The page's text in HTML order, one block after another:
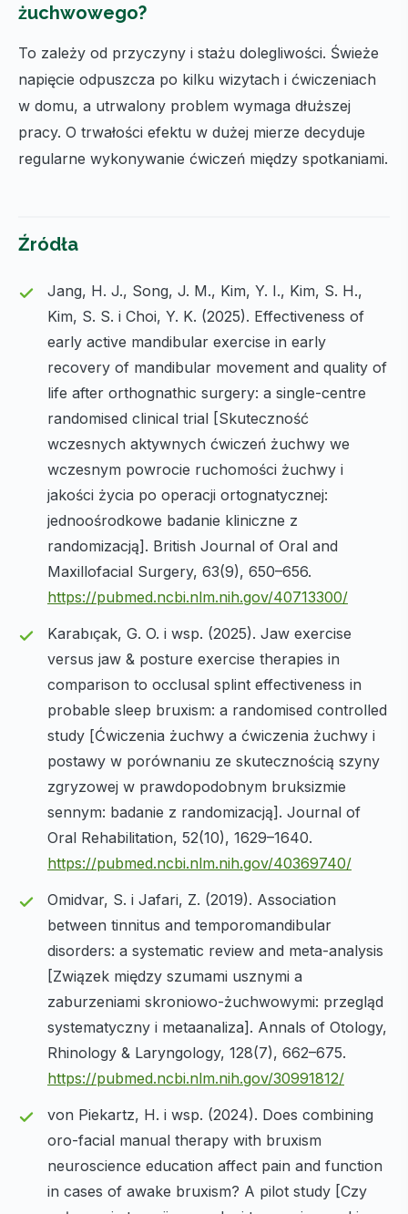
żuchwowego?
To zależy od przyczyny i stażu dolegliwości. Świeże
napięcie odpuszcza po kilku wizytach i ćwiczeniach
w domu, a utrwalony problem wymaga dłuższej
pracy. O trwałości efektu w dużej mierze decyduje
regularne wykonywanie ćwiczeń między spotkaniami.
Źródła
Jang, H. J., Song, J. M., Kim, Y. I., Kim, S. H.,
Kim, S. S. i Choi, Y. K. (2025). Effectiveness of
early active mandibular exercise in early
recovery of mandibular movement and quality of
life after orthognathic surgery: a single-centre
randomised clinical trial [Skuteczność
wczesnych aktywnych ćwiczeń żuchwy we
wczesnym powrocie ruchomości żuchwy i
jakości życia po operacji ortognatycznej:
jednoośrodkowe badanie kliniczne z
randomizacją]. British Journal of Oral and
Maxillofacial Surgery, 63(9), 650–656.
https://pubmed.ncbi.nlm.nih.gov/40713300/
Karabıçak, G. O. i wsp. (2025). Jaw exercise
versus jaw & posture exercise therapies in
comparison to occlusal splint effectiveness in
probable sleep bruxism: a randomised controlled
study [Ćwiczenia żuchwy a ćwiczenia żuchwy i
postawy w porównaniu ze skutecznością szyny
zgryzowej w prawdopodobnym bruksizmie
sennym: badanie z randomizacją]. Journal of
Oral Rehabilitation, 52(10), 1629–1640.
https://pubmed.ncbi.nlm.nih.gov/40369740/
Omidvar, S. i Jafari, Z. (2019). Association
between tinnitus and temporomandibular
disorders: a systematic review and meta-analysis
[Związek między szumami usznymi a
zaburzeniami skroniowo-żuchwowymi: przegląd
systematyczny i metaanaliza]. Annals of Otology,
Rhinology & Laryngology, 128(7), 662–675.
https://pubmed.ncbi.nlm.nih.gov/30991812/
von Piekartz, H. i wsp. (2024). Does combining
oro-facial manual therapy with bruxism
neuroscience education affect pain and function
in cases of awake bruxism? A pilot study [Czy